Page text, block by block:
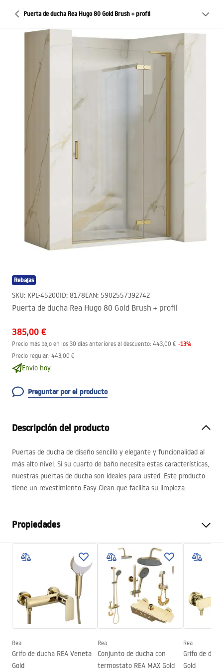
Puerta de ducha Rea Hugo 80 Gold Brush + profil
Rebajas
SKU: KPL-45200ID: 8178EAN: 5902557392742
Puerta de ducha Rea Hugo 80 Gold Brush + profil
385,00 €
Precio más bajo en los 30 días anteriores al descuento: 443,00 € -13%
Precio regular: 443,00 €
Envío hoy.
Preguntar por el producto
Descripción del producto
Puertas de ducha de diseño sencillo y elegante y funcionalidad al
más alto nivel. Si su cuarto de baño necesita estas características,
nuestras puertas de ducha son ideales para usted. Este producto
tiene un revestimiento Easy Clean que facilita su limpieza.
Propiedades
Método de apertura de la
puerta
Abatible
Tamaño de la puerta
80
Dirección de la puerta
Universal
Espesor del vidrio
6 mm
Altura de la puerta de la
200cm
Altura de la puerta de la
ducha
205
Rea
Grifo de ducha REA Veneta
Gold
Rea
Conjunto de ducha con
termostato REA MAX Gold
Rea
Grifo de
Gold